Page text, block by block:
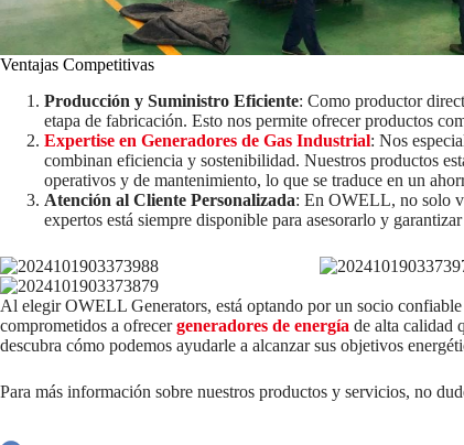
Ventajas Competitivas
Producción y Suministro Eficiente: Como productor
etapa de fabricación. Esto nos permite ofrecer productos
Expertise en Generadores de Gas Industrial: Nos
combinan eficiencia y sostenibilidad. Nuestros productos
operativos y de mantenimiento, lo que se traduce en un
Atención al Cliente Personalizada: En OWELL, no solo
expertos está siempre disponible para asesorarlo y
Al elegir OWELL Generators, está optando por un socio
comprometidos a ofrecergeneradores de energía de alta calidad
descubra cómo podemos ayudarle a alcanzar sus objetivos
Para más información sobre nuestros productos y servicios, no